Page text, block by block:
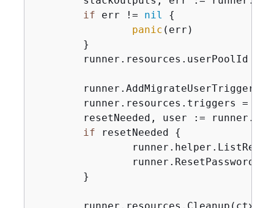
if err != nil
{
panic (err)
runner.resources.userPoolId =
	runner.resources.triggers =
resetNeeded, user :=
if resetNeeded {